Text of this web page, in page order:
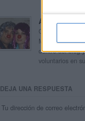
Acerca de
Orientación
Maribel, que
dentro del blog
voluntarios en
DEJA UNA RESPUESTA
Tu dirección de correo